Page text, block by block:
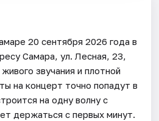
20 сентября 2026 года в
Самара, ул. Лесная, 23,
звучания и плотной
на концерт точно попадут в
на одну волну с
держаться с первых минут.